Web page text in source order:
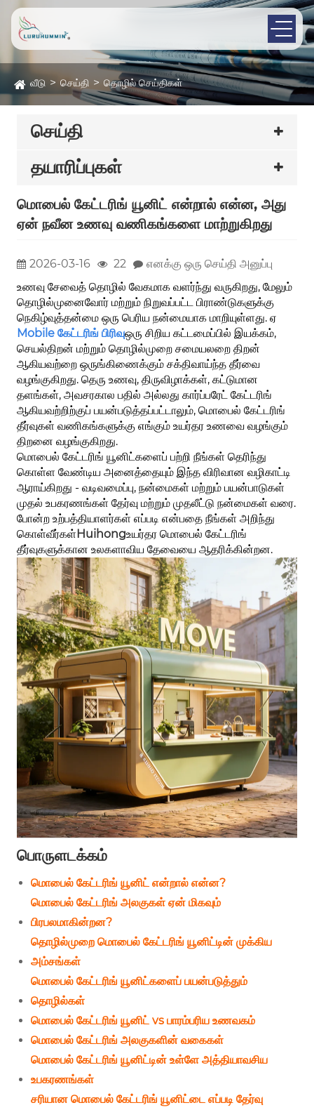
வீடு செய்தி தொழில் செய்திகள்
செய்தி
தயாரிப்புகள்
மொபைல் கேட்டரிங் யூனிட் என்றால் என்ன, அது
ஏன் நவீன உணவு வணிகங்களை மாற்றுகிறது
2026-03-16 22
எனக்கு ஒரு செய்தி அனுப்பு
உணவு சேவைத் தொழில் வேகமாக வளர்ந்து வருகிறது, மேலும்
தொழில்முனைவோர் மற்றும் நிறுவப்பட்ட பிராண்டுகளுக்கு
நெகிழ்வுத்தன்மை ஒரு பெரிய நன்மையாக மாறியுள்ளது. ஏ
Mobile கேட்டரிங் பிரிவுஒரு சிறிய கட்டமைப்பில் இயக்கம்,
செயல்திறன் மற்றும் தொழில்முறை சமையலறை திறன்
ஆகியவற்றை ஒருங்கிணைக்கும் சக்திவாய்ந்த தீர்வை
வழங்குகிறது. தெரு உணவு, திருவிழாக்கள், கட்டுமான
தளங்கள், அவசரகால பதில் அல்லது கார்ப்பரேட் கேட்டரிங்
ஆகியவற்றிற்குப் பயன்படுத்தப்பட்டாலும், மொபைல் கேட்டரிங்
தீர்வுகள் வணிகங்களுக்கு எங்கும் உயர்தர உணவை வழங்கும்
திறனை வழங்குகிறது.
மொபைல் கேட்டரிங் யூனிட்களைப் பற்றி நீங்கள் தெரிந்து
கொள்ள வேண்டிய அனைத்தையும் இந்த விரிவான வழிகாட்டி
ஆராய்கிறது - வடிவமைப்பு, நன்மைகள் மற்றும் பயன்பாடுகள்
முதல் உபகரணங்கள் தேர்வு மற்றும் முதலீட்டு நன்மைகள் வரை.
போன்ற உற்பத்தியாளர்கள் எப்படி என்பதை நீங்கள் அறிந்து
கொள்வீர்கள் Huihongஉயர்தர மொபைல் கேட்டரிங்
தீர்வுகளுக்கான உலகளாவிய தேவையை ஆதரிக்கின்றன.
பொருளடக்கம்
மொபைல் கேட்டரிங் யூனிட் என்றால் என்ன?
மொபைல் கேட்டரிங் அலகுகள் ஏன் மிகவும்
பிரபலமாகின்றன?
தொழில்முறை மொபைல் கேட்டரிங் யூனிட்டின் முக்கிய
அம்சங்கள்
மொபைல் கேட்டரிங் யூனிட்களைப் பயன்படுத்தும்
தொழில்கள்
மொபைல் கேட்டரிங் யூனிட் vs பாரம்பரிய உணவகம்
மொபைல் கேட்டரிங் அலகுகளின் வகைகள்
மொபைல் கேட்டரிங் யூனிட்டின் உள்ளே அத்தியாவசிய
உபகரணங்கள்
சரியான மொபைல் கேட்டரிங் யூனிட்டை எப்படி தேர்வு